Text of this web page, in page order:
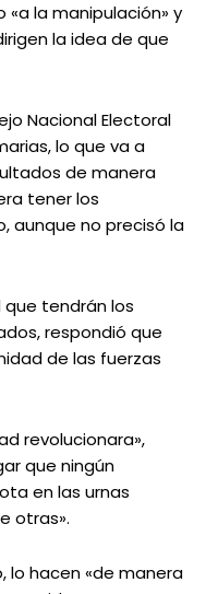
la manipulación» y
la idea de que
Nacional Electoral
lo que va a
de manera
tener los
aunque no precisó la
tendrán los
respondió que
de las fuerzas
revolucionara»,
que ningún
en las urnas
otras».
lo hacen «de manera